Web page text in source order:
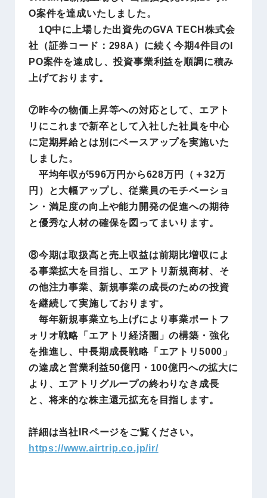
O案件を達成いたしました。
1Q中に上場した出資先のGVA TECH株式会
社（証券コード：298A）に続く今期4件目のI
PO案件を達成し、投資事業利益を順調に積み
上げております。
⑦昨今の物価上昇等への対応として、エアト
リにこれまで新卒として入社した社員を中心
に定期昇給とは別にベースアップを実施いた
しました。
平均年収が596万円から628万円（＋32万
円）と大幅アップし、従業員のモチベーショ
ン・満足度の向上や能力開発の促進への期待
と優秀な人材の確保を図ってまいります。
⑧今期は取扱高と売上収益は前期比増収によ
る事業拡大を目指し、エアトリ新規商材、そ
の他注力事業、新規事業の成長のための投資
を継続して実施しております。
毎年新規事業立ち上げにより事業ポートフ
ォリオ戦略「エアトリ経済圏」の構築・強化
を推進し、中長期成長戦略「エアトリ5000」
の達成と営業利益50億円・100億円への拡大に
より、エアトリグループの終わりなき成長
と、将来的な株主還元拡充を目指します。
詳細は当社IRページをご覧ください。
https://www.airtrip.co.jp/ir/